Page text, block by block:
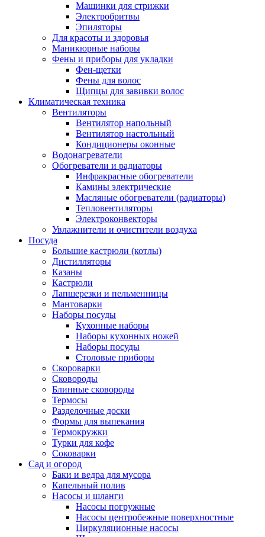
Машинки для стрижки
Электробритвы
Эпиляторы
Для красоты и здоровья
Маникюрные наборы
Фены и приборы для укладки
Фен-щетки
Фены для волос
Щипцы для завивки волос
Климатическая техника
Вентиляторы
Вентилятор напольный
Вентилятор настольный
Кондиционеры оконные
Водонагреватели
Обогреватели и радиаторы
Инфракрасные обогреватели
Камины электрические
Масляные обогреватели (радиаторы)
Тепловентиляторы
Электроконвекторы
Увлажнители и очистители воздуха
Посуда
Большие кастрюли (котлы)
Дистилляторы
Казаны
Кастрюли
Лапшерезки и пельменницы
Мантоварки
Наборы посуды
Кухонные наборы
Наборы кухонных ножей
Наборы посуды
Столовые приборы
Скороварки
Сковороды
Блинные сковороды
Термосы
Разделочные доски
Формы для выпекания
Термокружки
Турки для кофе
Соковарки
Сад и огород
Баки и ведра для мусора
Капельный полив
Насосы и шланги
Насосы погружные
Насосы центробежные поверхностные
Циркуляционные насосы